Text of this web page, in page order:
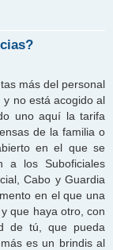
más del personal
no está acogido al
uno aquí la tarifa
de la familia o
en el que se
a los Suboficiales
Cabo y Guardia
en el que una
que haya otro, con
de tú, que pueda
es un brindis al